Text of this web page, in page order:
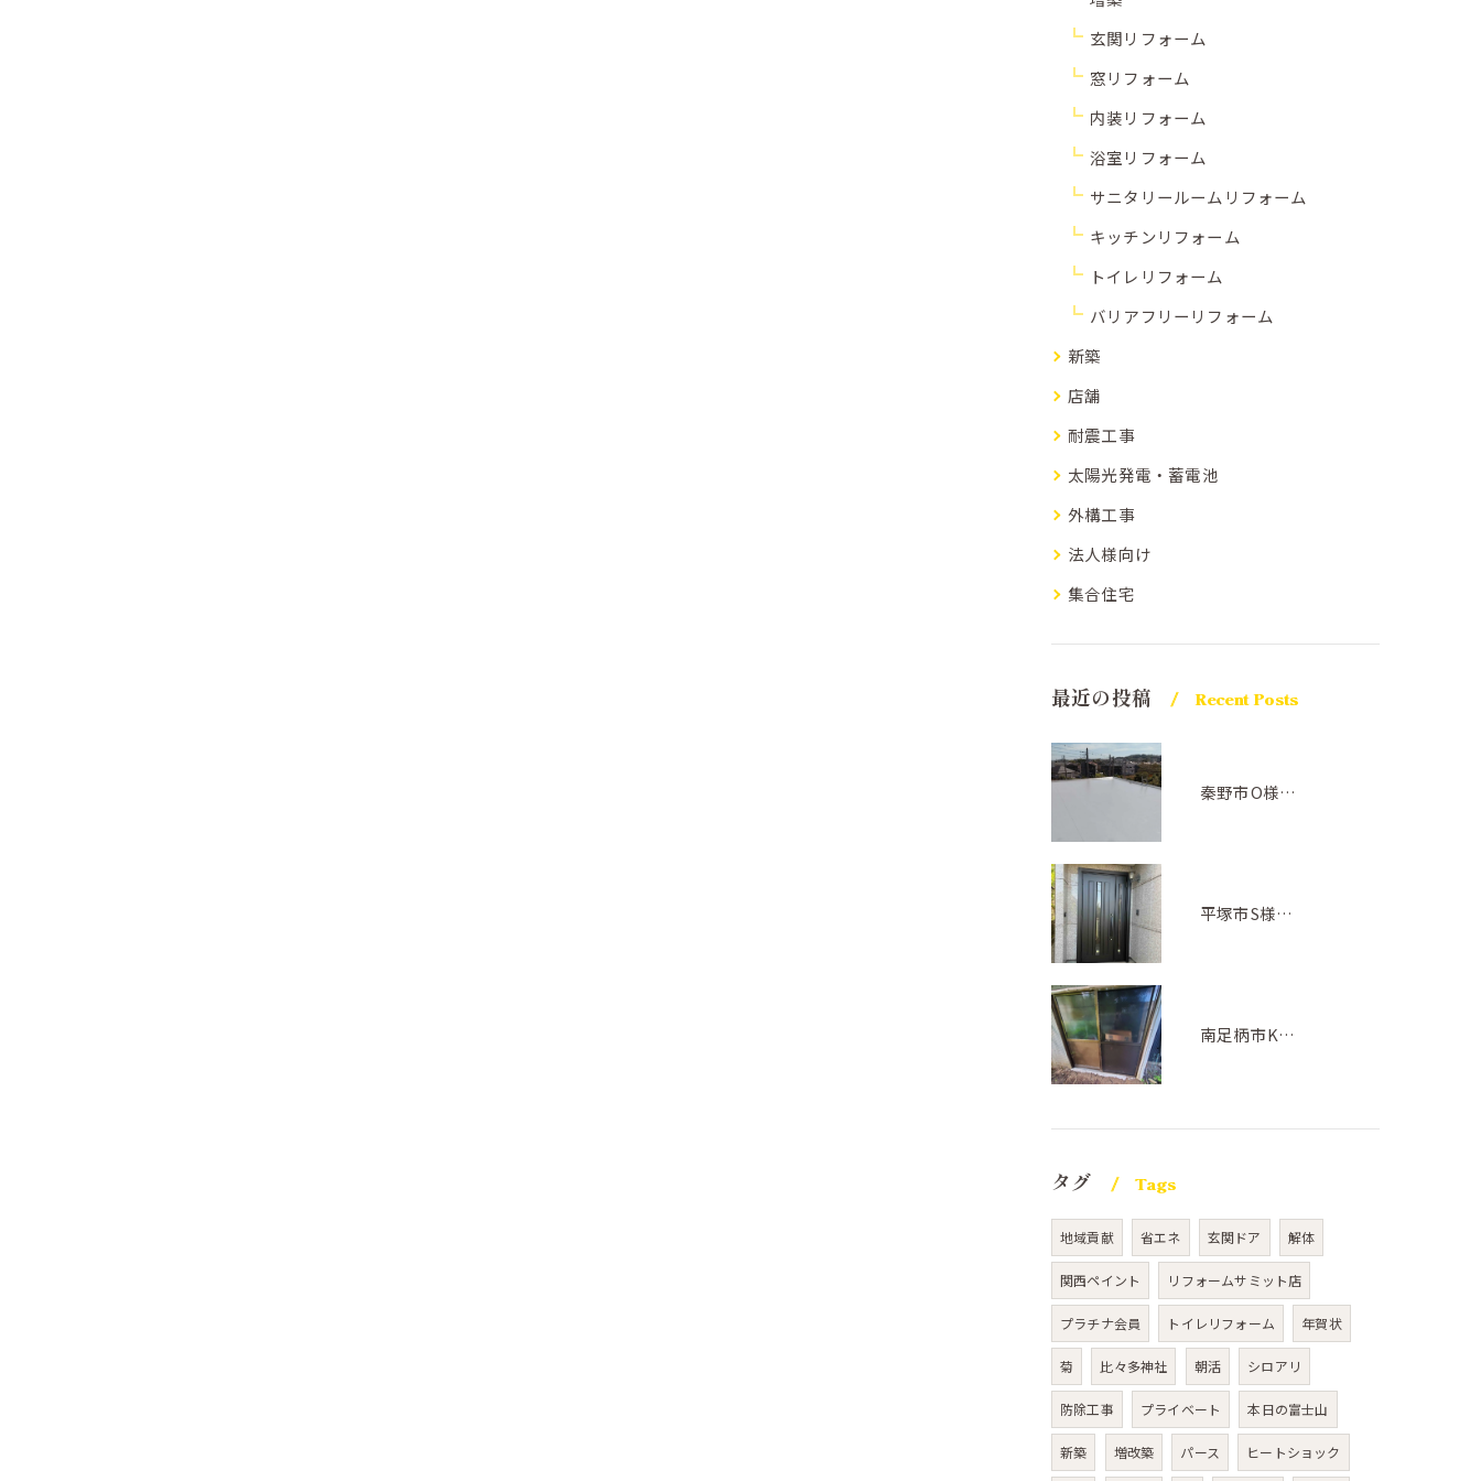
玄関リフォーム
窓リフォーム
内装リフォーム
浴室リフォーム
サニタリールームリフォーム
キッチンリフォーム
トイレリフォーム
バリアフリーリフォーム
新築
店舗
耐震工事
太陽光発電・蓄電池
外構工事
法人様向け
集合住宅
最近の投稿 Recent Posts
秦野市O様邸屋上防水(アトレーヌ グレー)
平塚市S様邸(ドアリフォーム)
南足柄市K様邸(サッシ交換工事)
タグ Tags
地域貢献 省エネ 玄関ドア 解体
関西ペイント リフォームサミット店
プラチナ会員 トイレリフォーム 年賀状
菊 比々多神社 朝活 シロアリ
防除工事 プライベート 本日の富士山
新築 増改築 パース ヒートショック